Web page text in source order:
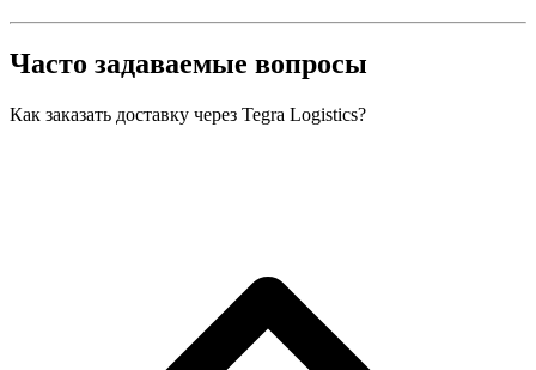
Часто задаваемые вопросы
Как заказать доставку через Tegra Logistics?